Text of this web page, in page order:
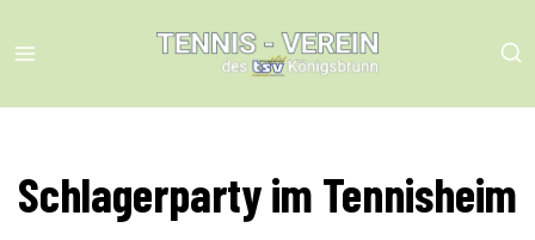
to
Schlagerparty im Tennisheim